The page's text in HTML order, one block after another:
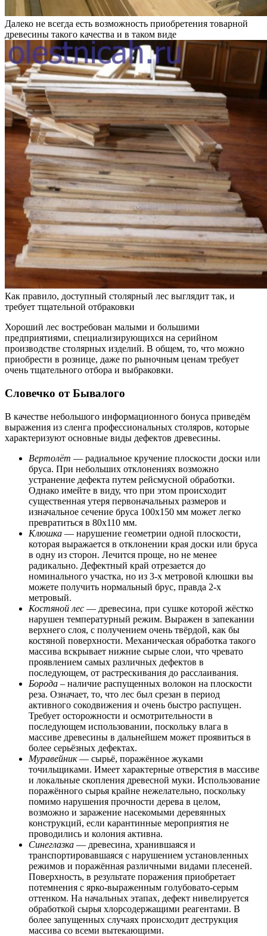
Далеко не всегда есть возможность приобретения товарной
древесины такого качества и в таком виде
Как правило, доступный столярный лес выглядит так, и
требует тщательной отбраковки
Хороший лес востребован малыми и большими
предприятиями, специализирующихся на серийном
производстве столярных изделий. В общем, то, что можно
приобрести в рознице, даже по рыночным ценам требует
очень тщательного отбора и выбраковки.
Словечко от Бывалого
В качестве небольшого информационного бонуса приведём
выражения из сленга профессиональных столяров, которые
характеризуют основные виды дефектов древесины.
Вертолёт — радиальное кручение плоскости доски или
бруса. При небольших отклонениях возможно
устранение дефекта путем рейсмусной обработки.
Однако имейте в виду, что при этом происходит
существенная утеря первоначальных размеров и
изначальное сечение бруса 100х150 мм может легко
превратиться в 80х110 мм.
Клюшка — нарушение геометрии одной плоскости,
которая выражается в отклонении края доски или бруса
в одну из сторон. Лечится проще, но не менее
радикально. Дефектный край отрезается до
номинального участка, но из 3-х метровой клюшки вы
можете получить нормальный брус, правда 2-х
метровый.
Костяной лес — древесина, при сушке которой жёстко
нарушен температурный режим. Выражен в запекании
верхнего слоя, с получением очень твёрдой, как бы
костяной поверхности. Механическая обработка такого
массива вскрывает нижние сырые слои, что чревато
проявлением самых различных дефектов в
последующем, от растрескивания до расслаивания.
Борода – наличие распущенных волокон на плоскости
реза. Означает, то, что лес был срезан в период
активного сокодвижения и очень быстро распущен.
Требует осторожности и осмотрительности в
последующем использовании, поскольку влага в
массиве древесины в дальнейшем может проявиться в
более серьёзных дефектах.
Муравейник— сырьё, поражённое жуками
точильщиками. Имеет характерные отверстия в массиве
и локальные скопления древесной муки. Использование
поражённого сырья крайне нежелательно, поскольку
помимо нарушения прочности дерева в целом,
возможно и заражение насекомыми деревянных
конструкций, если карантинные мероприятия не
проводились и колония активна.
Синеглазка — древесина, хранившаяся и
транспортировавшаяся с нарушением установленных
режимов и поражённая различными видами плесеней.
Поверхность, в результате поражения приобретает
потемнения с ярко-выраженным голубовато-серым
оттенком. На начальных этапах, дефект нивелируется
обработкой сырья хлорсодержащими реагентами. В
более запущенных случаях происходит деструкция
массива со всеми вытекающими.